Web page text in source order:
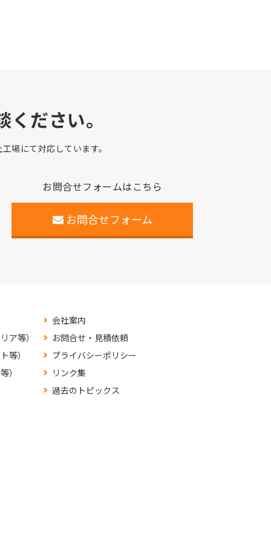
ださい。
場にて対応しています。
お問合せフォームはこちら
お問合せフォーム
ア等）
等）
）
会社案内
お問合せ・見積依頼
プライバシーポリシー
リンク集
過去のトピックス